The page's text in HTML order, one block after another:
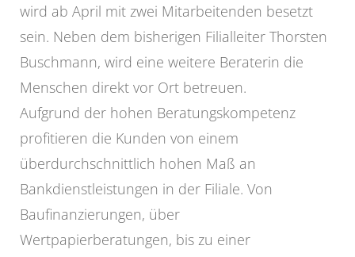
wird ab April mit zwei Mitarbeitenden besetzt
sein. Neben dem bisherigen Filialleiter Thorsten
Buschmann, wird eine weitere Beraterin die
Menschen direkt vor Ort betreuen.
Aufgrund der hohen Beratungskompetenz
profitieren die Kunden von einem
überdurchschnittlich hohen Maß an
Bankdienstleistungen in der Filiale. Von
Baufinanzierungen, über
Wertpapierberatungen, bis zu einer